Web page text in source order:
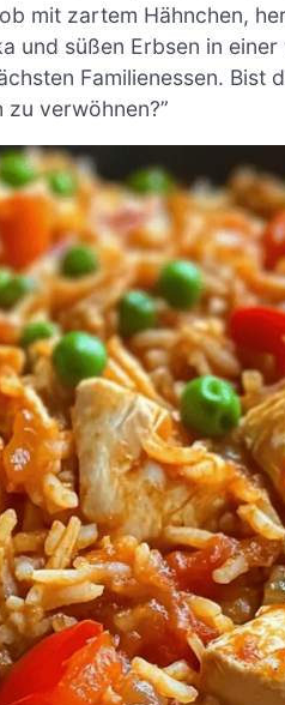
mit zartem Hähnchen,
und süßen Erbsen in
Familienessen. Bist
verwöhnen?”